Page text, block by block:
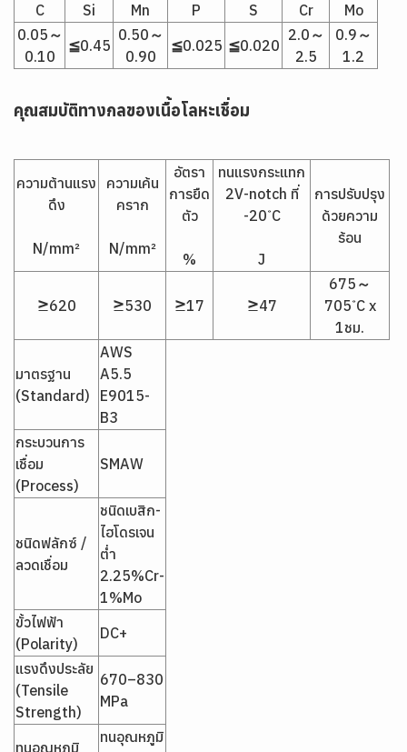
C Si Mn P S Cr
Mo
0.05～
0.10
≦0.45
0.50～
0.90
≦0.025 ≦0.020
2.0～
2.5
0.9～
1.2
คุณสมบัติทางกลของเนื้อโลหะเชื่อม
ความต้านแรง
ดึง
N/mm²
ความเค้น
คราก
N/mm²
อัตรา
การยืด
ตัว
%
ทนแรงกระแทก
2V-notch ที่
-20 ํC
J
การปรับปรุง
ด้วยความ
ร้อน
≥620 ≥530 ≥17 ≥47
675～
705 ํC x
1ชม.
มาตรฐาน
(Standard)
AWS
A5.5
E9015-
B3
กระบวนการ
เชื่อม
(Process)
SMAW
ชนิดฟลักซ์ /
ลวดเชื่อม
ชนิดเบสิก-
ไฮโดรเจน
ต่ำ
2.25%Cr-
1%Mo
ขั้วไฟฟ้า
(Polarity)
DC+
แรงดึงประลัย
(Tensile
Strength)
670–830
MPa
ทนอุณหภูมิ
ทนอุณหภูมิ